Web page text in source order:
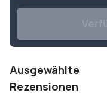
Ausgewählte
Rezensionen